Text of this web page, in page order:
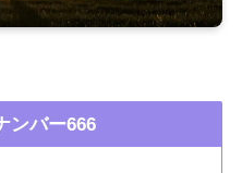
ンバー666